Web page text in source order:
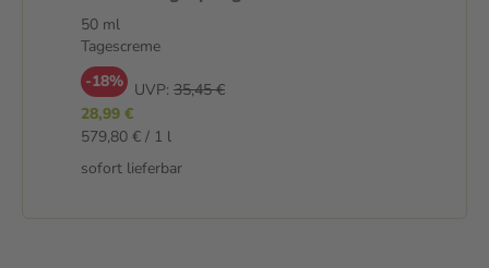
Tagescreme
50 ml
Tagescreme
-18% UVP: 35,45 €
28,99 €
579,80 € / 1 l
sofort lieferbar